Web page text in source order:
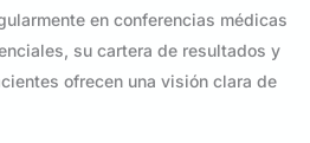
en conferencias médicas
su cartera de resultados y
ofrecen una visión clara de